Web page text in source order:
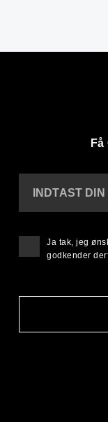
INDTAST
Ja tak, jeg
godkender